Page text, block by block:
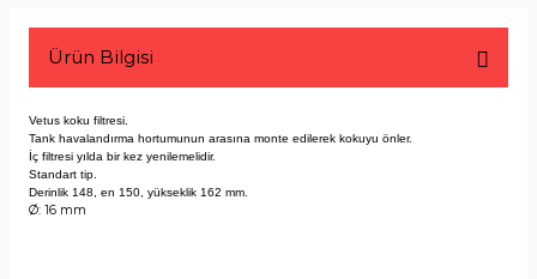
Ürün Bilgisi
Vetus koku filtresi.
Tank havalandırma hortumunun arasına monte edilerek kokuyu önler.
İç filtresi yılda bir kez yenilemelidir.
Standart tip.
Derinlik 148, en 150, yükseklik 162 mm.
Ø: 16 mm